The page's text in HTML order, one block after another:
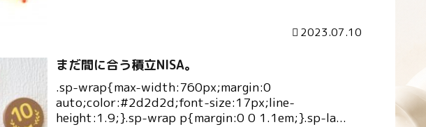
2023.07.10
まだ間に合う積立NISA。
.sp-wrap{max-width:760px;margin:0
auto;color:#2d2d2d;font-size:17px;line-
height:1.9;}.sp-wrap p{margin:0 0 1.1em;}.sp-la...